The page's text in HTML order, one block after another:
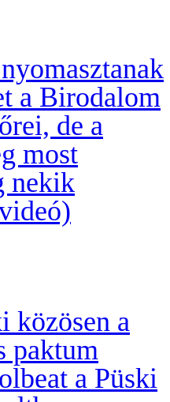
a Birodalom
de a
most
nekik
a
paktum
a Püski